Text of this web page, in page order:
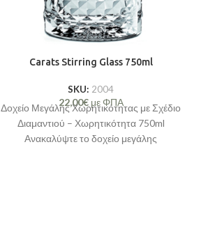
Carats Stirring Glass 750ml
SKU: 2004
22,00€με ΦΠΑ
Δοχείο Μεγάλης Χωρητικότητας με Σχέδιο
Διαμαντιού – Χωρητικότητα 750ml
Ανακαλύψτε το δοχείο μεγάλης